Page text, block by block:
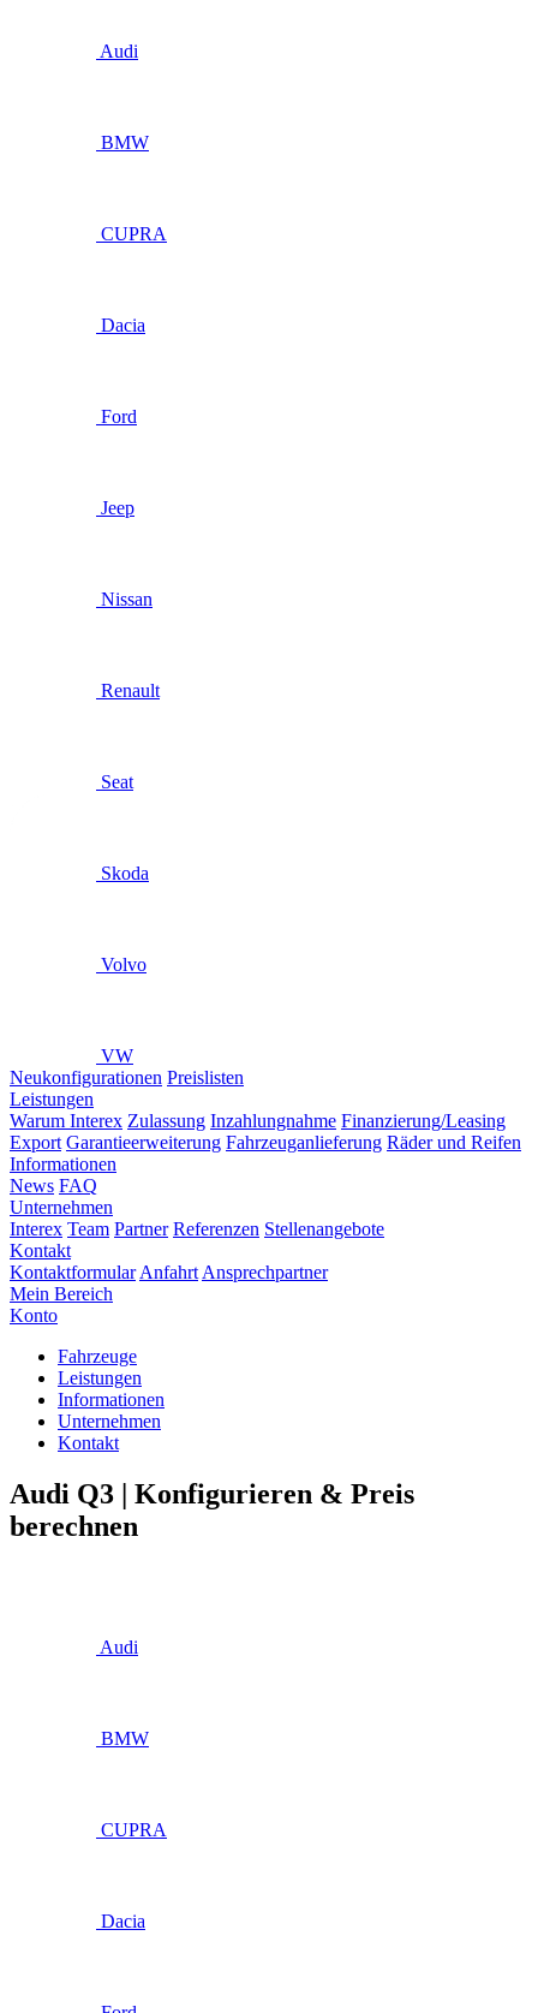
Audi
BMW
CUPRA
Dacia
Ford
Jeep
Nissan
Renault
Seat
Skoda
Volvo
VW
Neukonfigurationen Preislisten
Leistungen
Warum Interex Zulassung Inzahlungnahme Finanzierung/Leasing
Export Garantieerweiterung Fahrzeuganlieferung Räder und Reifen
Informationen
News FAQ
Unternehmen
Interex Team Partner Referenzen Stellenangebote
Kontakt
Kontaktformular Anfahrt Ansprechpartner
Mein Bereich
Konto
Fahrzeuge
Leistungen
Informationen
Unternehmen
Kontakt
Audi Q3 | Konfigurieren & Preis
berechnen
Audi
BMW
CUPRA
Dacia